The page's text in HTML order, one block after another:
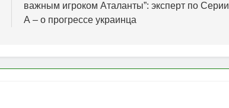
важным игроком Аталанты”: эксперт по Серии
А – о прогрессе украинца